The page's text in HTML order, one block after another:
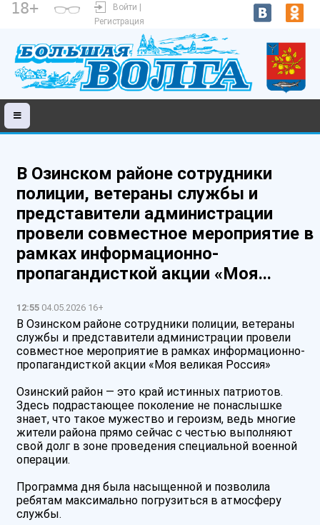
18+
Войти |
Регистрация
В Озинском районе сотрудники
полиции, ветераны службы и
представители администрации
провели совместное мероприятие в
рамках информационно-
пропагандисткой акции «Моя...
12:55 04.05.2026 16+
В Озинском районе сотрудники полиции, ветераны
службы и представители администрации провели
совместное мероприятие в рамках информационно-
пропагандисткой акции «Моя великая Россия»
Озинский район — это край истинных патриотов.
Здесь подрастающее поколение не понаслышке
знает, что такое мужество и героизм, ведь многие
жители района прямо сейчас с честью выполняют
свой долг в зоне проведения специальной военной
операции.
Программа дня была насыщенной и позволила
ребятам максимально погрузиться в атмосферу
службы.